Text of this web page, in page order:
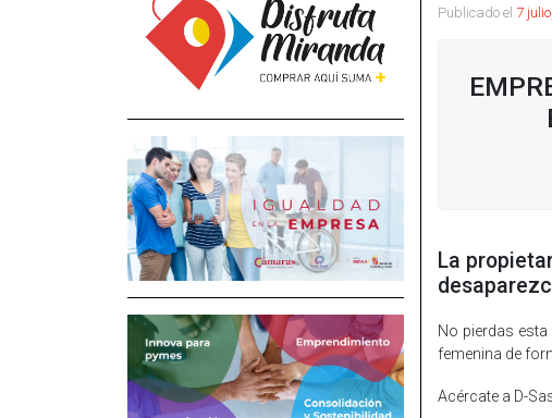
Publicado el 7
La
No pierdas
femenina de
Acércate a D-